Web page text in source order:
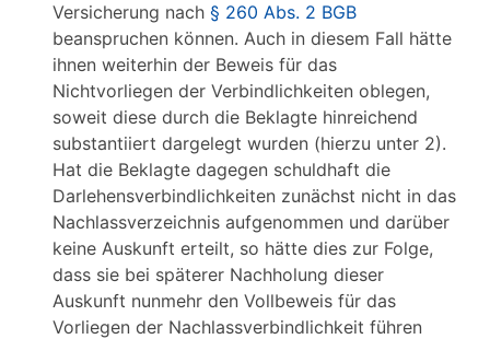
Versicherung nach § 260 Abs. 2 BGB
beanspruchen können. Auch in diesem Fall hätte
ihnen weiterhin der Beweis für das
Nichtvorliegen der Verbindlichkeiten oblegen,
soweit diese durch die Beklagte hinreichend
substantiiert dargelegt wurden (hierzu unter 2).
Hat die Beklagte dagegen schuldhaft die
Darlehensverbindlichkeiten zunächst nicht in das
Nachlassverzeichnis aufgenommen und darüber
keine Auskunft erteilt, so hätte dies zur Folge,
dass sie bei späterer Nachholung dieser
Auskunft nunmehr den Vollbeweis für das
Vorliegen der Nachlassverbindlichkeit führen